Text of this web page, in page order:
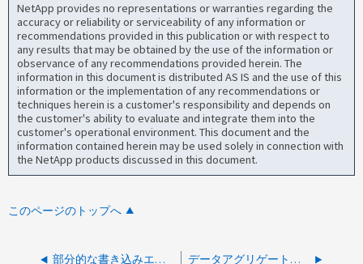
NetApp provides no representations or warranties regarding the
accuracy or reliability or serviceability of any information or
recommendations provided in this publication or with respect to
any results that may be obtained by the use of the information or
observance of any recommendations provided herein. The
information in this document is distributed AS IS and the use of this
information or the implementation of any recommendations or
techniques herein is a customer's responsibility and depends on
the customer's ability to evaluate and integrate them into the
customer's operational environment. This document and the
information contained herein may be used solely in connection with
the NetApp products discussed in this document.
このページのトップへ
部分的な書き込みエラーが原因で ONTAP Select インスタンスがリブートされました データアグリゲートでONTAP Selectライセンスが「non-compliant」と「lease-missing」と表示される